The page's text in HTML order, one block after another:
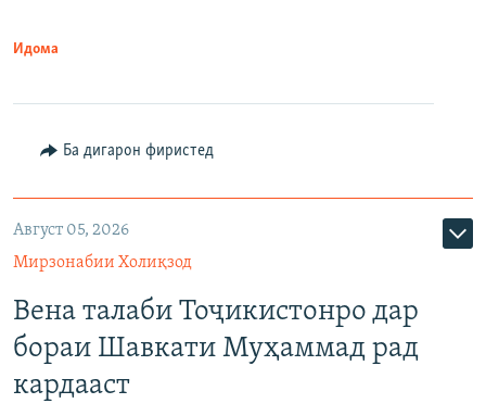
Идома
Ба дигарон фиристед
Август 05, 2026
Мирзонабии Холиқзод
Вена талаби Тоҷикистонро дар
бораи Шавкати Муҳаммад рад
кардааст